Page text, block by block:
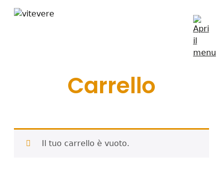
Carrello
Il tuo carrello è vuoto.